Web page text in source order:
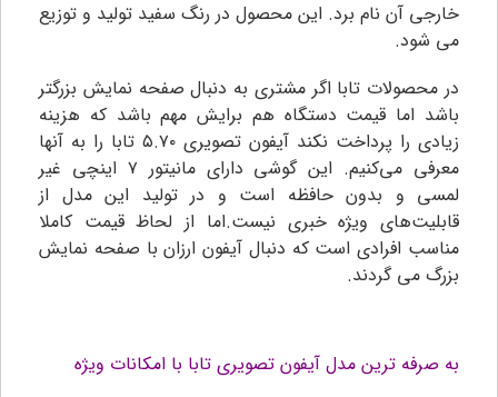
خارجی آن نام برد. این محصول در رنگ سفید تولید و توزیع
می شود.
در محصولات تابا اگر مشتری به دنبال صفحه نمایش بزرگتر
باشد اما قیمت دستگاه هم برایش مهم باشد که هزینه
زیادی را پرداخت نکند آیفون تصویری ۵.۷۰ تابا را به آنها
معرفی می‌کنیم. این گوشی دارای مانیتور ۷ اینچی غیر
لمسی و بدون حافظه است و در تولید این مدل از
قابلیت‌های ویژه خبری نیست.اما از لحاظ قیمت کاملا
مناسب افرادی است که دنبال آیفون ارزان با صفحه نمایش
بزرگ می گردند.
به صرفه ترین مدل آیفون تصویری تابا با امکانات ویژه